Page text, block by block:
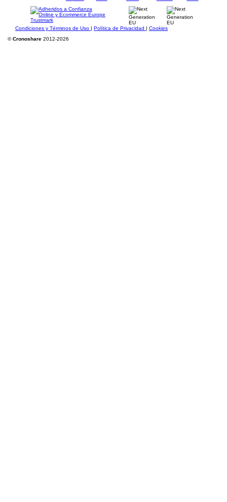
Condiciones y Términos de Uso | Política de Privacidad | Cookies
©Cronoshare 2012-2026